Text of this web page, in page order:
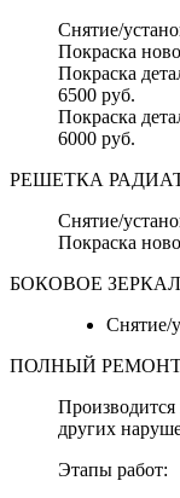
Снятие/
Покраска
Покраска
6500 руб.
Покраска
6000 руб.
РЕШЕТКА
Снятие/
Покраска
БОКОВОЕ
Снятие/
ПОЛНЫЙ
других
Этапы работ: